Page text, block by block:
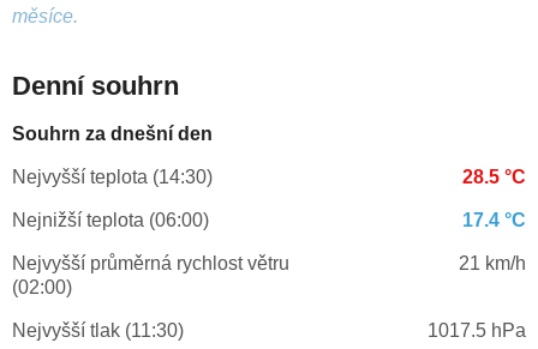
měsíce.
Denní souhrn
Souhrn za dnešní den
Nejvyšší teplota (14:30) 28.5 °C
Nejnižší teplota (06:00) 17.4 °C
Nejvyšší průměrná rychlost větru
(02:00)
21 km/h
Nejvyšší tlak (11:30) 1017.5 hPa